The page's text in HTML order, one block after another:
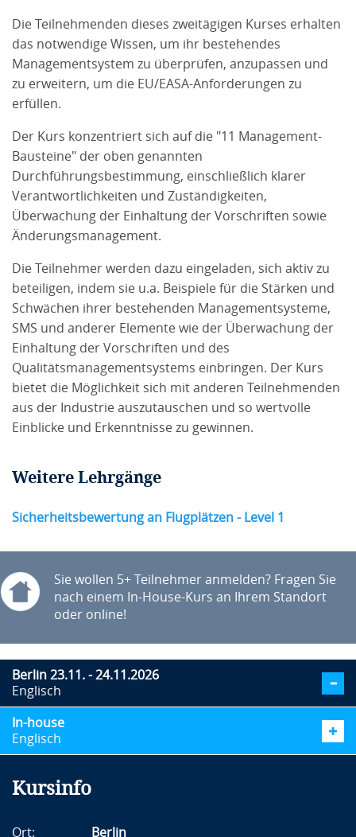
Die Teilnehmenden dieses zweitägigen Kurses erhalten
das notwendige Wissen, um ihr bestehendes
Managementsystem zu überprüfen, anzupassen und
zu erweitern, um die EU/EASA-Anforderungen zu
erfüllen.
Der Kurs konzentriert sich auf die "11 Management-
Bausteine" der oben genannten
Durchführungsbestimmung, einschließlich klarer
Verantwortlichkeiten und Zuständigkeiten,
Überwachung der Einhaltung der Vorschriften sowie
Änderungsmanagement.
Die Teilnehmer werden dazu eingeladen, sich aktiv zu
beteiligen, indem sie u.a. Beispiele für die Stärken und
Schwächen ihrer bestehenden Managementsysteme,
SMS und anderer Elemente wie der Überwachung der
Einhaltung der Vorschriften und des
Qualitätsmanagementsystems einbringen. Der Kurs
bietet die Möglichkeit sich mit anderen Teilnehmenden
aus der Industrie auszutauschen und so wertvolle
Einblicke und Erkenntnisse zu gewinnen.
Weitere Lehrgänge
Sicherheitsbewertung an Flugplätzen - Level 1
Sie wollen 5+ Teilnehmer anmelden? Fragen Sie
nach einem In-House-Kurs an Ihrem Standort
oder online!
Berlin 23.11. - 24.11.2026
Englisch
In-house
Englisch
Kursinfo
Ort:
Berlin